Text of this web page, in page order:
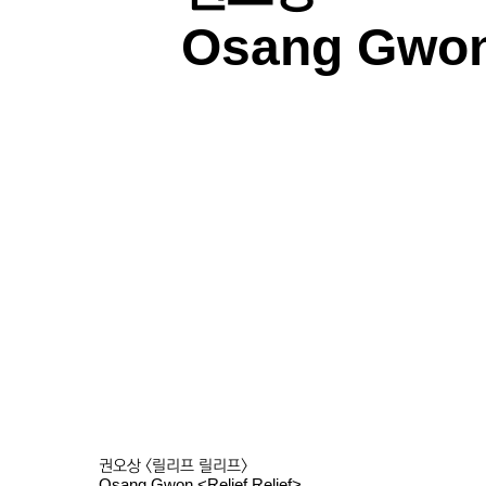
Osang
권오상 <릴리프 릴리프>